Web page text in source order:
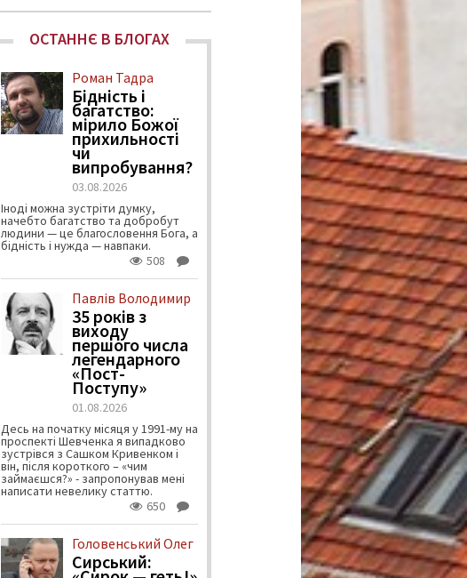
ОСТАННЄ В БЛОГАХ
Роман Тадра
Бідність і
багатство:
мірило Божої
прихильності
чи
випробування?
03.08.2026
Іноді можна зустріти думку,
начебто багатство та добробут
людини — це благословення Бога, а
бідність і нужда — навпаки.
508
Павлів Володимир
35 років з
виходу
першого числа
легендарного
«Пост-
Поступу»
01.08.2026
Десь на початку місяця у 1991-му на
проспекті Шевченка я випадково
зустрівся з Сашком Кривенком і
він, після короткого – «чим
займаєшся?» - запропонував мені
написати невелику статтю.
650
Головенський Олег
Сирський: